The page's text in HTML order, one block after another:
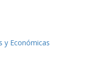
y Económicas